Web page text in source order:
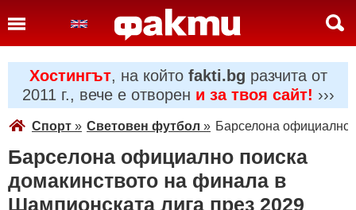
Хостингът, на който fakti.bg разчита от
2011 г., вече е отворен и за твоя сайт! ›››
Спорт » Световен футбол » Барселона официално
Барселона официално поиска
домакинството на финала в
Шампионската лига през 2029